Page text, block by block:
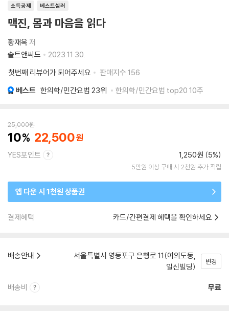
소득공제 베스트셀러
맥진, 몸과 마음을 읽다
황재옥 저
솔트앤씨드
2023.11.30.
첫번째 리뷰어가 되어주세요
판매지수 156
베스트 한의학/민간요법 23위 한의학/민간요법 top20 10주
25,000원
10 22,500
YES포인트 1,250원 (5%)
5만원 이상 구매 시 2천원 추가 적립
앱 다운 시 1천원 상품권
결제혜택 카드/간편결제 혜택을 확인하세요
배송안내
서울특별시 영등포구 은행로 11(여의도동,
일신빌딩)
변경
배송비 무료